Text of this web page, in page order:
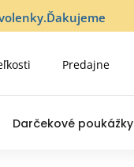
Predajne
Darčekové poukážky